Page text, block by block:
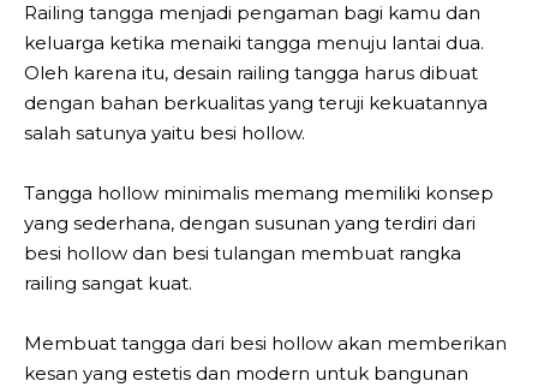
Railing tangga menjadi pengaman bagi kamu dan
keluarga ketika menaiki tangga menuju lantai dua.
Oleh karena itu, desain railing tangga harus dibuat
dengan bahan berkualitas yang teruji kekuatannya
salah satunya yaitu besi hollow.
Tangga hollow minimalis memang memiliki konsep
yang sederhana, dengan susunan yang terdiri dari
besi hollow dan besi tulangan membuat rangka
railing sangat kuat.
Membuat tangga dari besi hollow akan memberikan
kesan yang estetis dan modern untuk bangunan